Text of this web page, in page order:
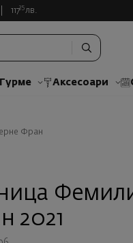
11735 лв.
Гурме Аксесоари
Фран
2021